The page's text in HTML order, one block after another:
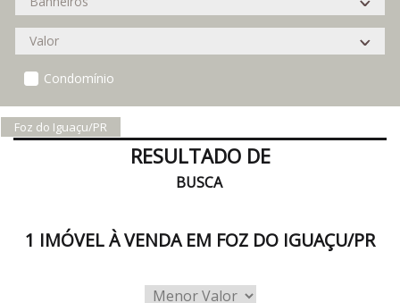
Condomínio
Foz do Iguaçu/PR
RESULTADO DE
BUSCA
1 IMÓVEL À VENDA EM FOZ DO IGUAÇU/PR